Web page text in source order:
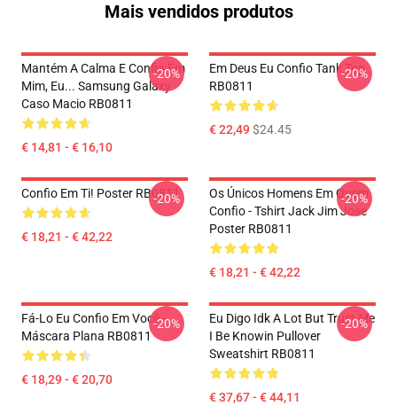
Mais vendidos produtos
Mantém A Calma E Confia Em
Mim, Eu... Samsung Galaxy
Caso Macio RB0811
€ 14,81 - € 16,10
-20%
Em Deus Eu Confio Tank Top
RB0811
€ 22,49$24.45
-20%
Confio Em Ti! Poster RB0811
€ 18,21 - € 42,22
-20%
Os Únicos Homens Em Quem
Confio - Tshirt Jack Jim Jose
Poster RB0811
€ 18,21 - € 42,22
-20%
Fá-Lo Eu Confio Em Você -
Máscara Plana RB0811
€ 18,29 - € 20,70
-20%
Eu Digo Idk A Lot But Trust Me
I Be Knowin Pullover
Sweatshirt RB0811
€ 37,67 - € 44,11
-20%